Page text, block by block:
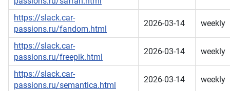
https://slack.car-
passions.ru/fandom.html
2026-03-14 weekly
https://slack.car-
passions.ru/freepik.html
2026-03-14 weekly
https://slack.car-
passions.ru/semantica.html
2026-03-14 weekly